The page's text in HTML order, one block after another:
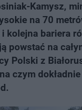
Kamysz,
na 70
kolejna bariera
powstać na
Polski z
czym